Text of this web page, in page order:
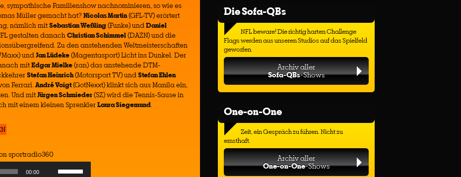
sympathische Familienshow nachnominieren, so wie es
Müller gemacht hat? Nicolas Martin(GFL-TV) erörtert
nämlich mitSebastian Weßling(Funke) undDaniel
gestalten danachChristian Schimmel(DAZN) und die
Zu den anstehenden Weltmeisterschaften
undJan Lüdeke(Magentasport) Licht ins Dunkel. Der
mitEdgar Mielke(ran) das anstehende DTM-
Stefan Heinrich(Motorsport TV) undStefan Ehlen
Ferrari.André Voigt(GotNexxt) klinkt sich aus Manila ein,
Und mitJürgen Schmieder(SZ) wird die Tennis-Sause in
mit einem kleinen SprenklerLaura Siegemund.
sportradio360
00:00
Die Sofa-QBs
NFL beware! Die richtig harten Challenge
Flags werden aus unseren Studios auf das Spielfeld
geworfen.
Archiv aller
Sofa-QBs-Shows
One-on-One
Zeit, ein Gespräch zu führen. Nicht zu
ernsthaft.
Archiv aller
One-on-One-Shows